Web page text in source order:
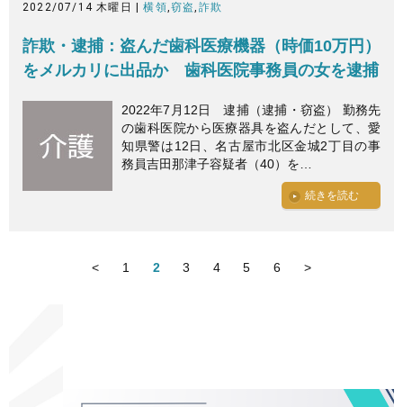
2022/07/14 木曜日 |横領,窃盗, 詐欺
詐欺・逮捕：盗んだ歯科医療機器（時価10万円）
をメルカリに出品か 歯科医院事務員の女を逮捕
2022年7月12日 逮捕（逮捕・窃盗） 勤務先
の歯科医院から医療器具を盗んだとして、愛
知県警は12日、名古屋市北区金城2丁目の事
務員吉田那津子容疑者（40）を…
続きを読む
< 1 2 3 4 5 6 >